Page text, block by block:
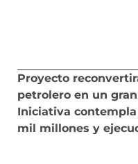
Proyecto
petrolero en un
Iniciativa
mil millones y